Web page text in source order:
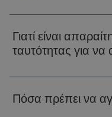
Γιατί είναι
ταυτότητας για να
Πόσα πρέπει να